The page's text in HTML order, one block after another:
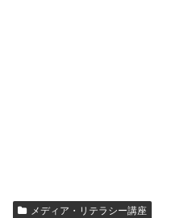
メディア・リテラシー講座